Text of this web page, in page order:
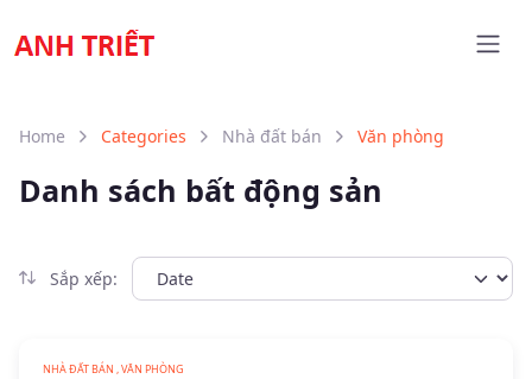
Home Categories Nhà đất bán Văn phòng
Danh sách bất động sản
Sắp xếp:
NHÀ ĐẤT BÁN , VĂN PHÒNG